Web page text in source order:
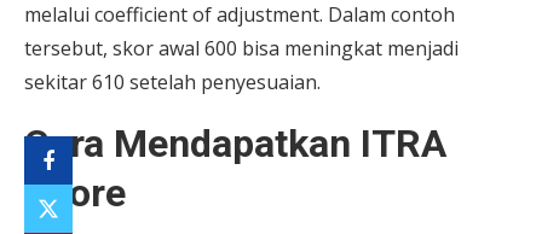
melalui coefficient of adjustment. Dalam contoh
tersebut, skor awal 600 bisa meningkat menjadi
sekitar 610 setelah penyesuaian.
Cara Mendapatkan ITRA
Score